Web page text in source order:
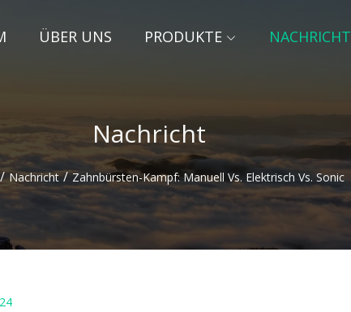
ÜBER UNS PRODUKTE NACHRICHT
Nachricht
/ Nachricht / Zahnbürsten-Kampf: Manuell Vs. Elektrisch Vs. Sonic